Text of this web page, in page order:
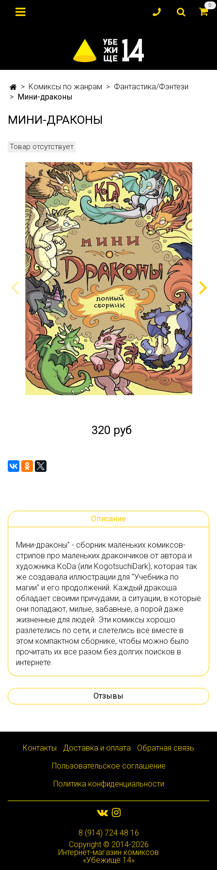
0
Комиксы по жанрам
Фантастика/Фэнтези
Мини-драконы
МИНИ-ДРАКОНЫ
Товар отсутствует
320 руб
Описание
Мини-драконы" - сборник маленьких комиксов-
стрипов про маленьких дракончиков от автора и
художника KoDa (или KogotsuchiDark), которая так
же создавала иллюстрации для "Учебника по
магии" и его продолжений. Каждый дракоша
обладает своими причудами, а ситуации, в которые
они попадают, милые, забавные, а порой даже
жизненные для людей. Эти комиксы хорошо
разлетелись по сети, и слетелись все вместе в
этом компактном сборнике, чтобы можно было
прочитать их все разом без долгих поисков в
интернете.
Отзывы
Контакты Доставка и оплата
Обратная связь
Пользовательское соглашение
Политика конфиденциальности
8 (914) 724 48 16
Copyright © 2014-2026
Интернет-магазин комиксов
«Убежище 14»